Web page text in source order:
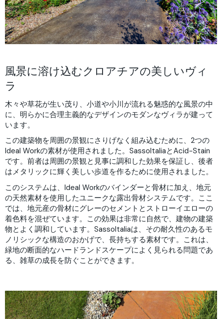
風景に溶け込むクロアチアの美しいヴィ
ラ
木々や草花が生い茂り、小道や小川が流れる魅惑的な風景の中
に、明らかに合理主義的なデザインのモダンなヴィラが建って
います。
この建築物を周囲の景観にさりげなく組み込むために、2つの
Ideal Workの素材が使用されました。SassoItaliaとAcid-Stain
です。前者は周囲の景観と見事に調和した効果を保証し、後者
はメタリックに輝く美しい歩道を作るために使用されました。
このシステムは、Ideal Workのバインダーと骨材に加え、地元
の天然素材を使用したユニークな露出骨材システムです。ここ
では、地元産の骨材にグレーのセメントとストローイエローの
着色料を混ぜています。この効果は非常に自然で、建物の建築
物とよく調和しています。SassoItaliaは、その耐久性のあるモ
ノリシックな構造のおかげで、長持ちする素材です。これは、
緑地の断面的なハードランドスケープによく見られる問題であ
る、雑草の成長を防ぐことができます。